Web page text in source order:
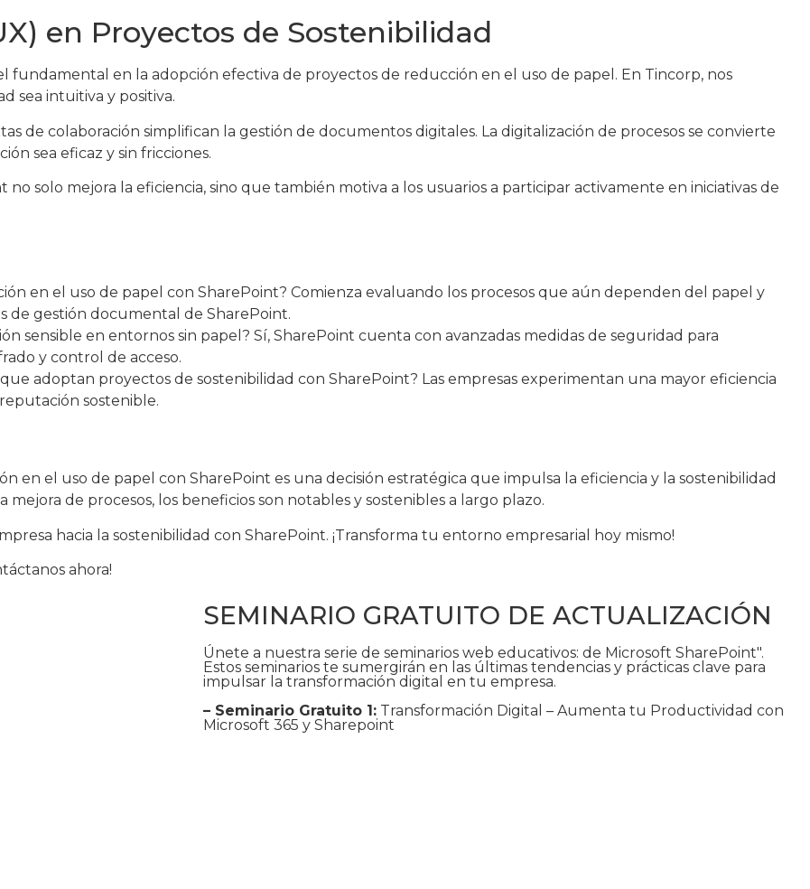
en Proyectos de Sostenibilidad
fundamental en la adopción efectiva de proyectos de reducción en el uso de papel. En Tincorp, nos
sea intuitiva y positiva.
de colaboración simplifican la gestión de documentos digitales. La digitalización de procesos se convierte
sea eficaz y sin fricciones.
solo mejora la eficiencia, sino que también motiva a los usuarios a participar activamente en iniciativas de
en el uso de papel con SharePoint? Comienza evaluando los procesos que aún dependen del papel y
de gestión documental de SharePoint.
sensible en entornos sin papel? Sí, SharePoint cuenta con avanzadas medidas de seguridad para
y control de acceso.
adoptan proyectos de sostenibilidad con SharePoint? Las empresas experimentan una mayor eficiencia
sostenible.
en el uso de papel con SharePoint es una decisión estratégica que impulsa la eficiencia y la sostenibilidad
de procesos, los beneficios son notables y sostenibles a largo plazo.
hacia la sostenibilidad con SharePoint. ¡Transforma tu entorno empresarial hoy mismo!
ahora!
SEMINARIO GRATUITO DE ACTUALIZACIÓN
Únete a nuestra serie de seminarios web educativos: de Microsoft SharePoint".
Estos seminarios te sumergirán en las últimas tendencias y prácticas clave para
impulsar la transformación digital en tu empresa.
– Seminario Gratuito 1: Transformación Digital – Aumenta tu Productividad con
Microsoft 365 y Sharepoint